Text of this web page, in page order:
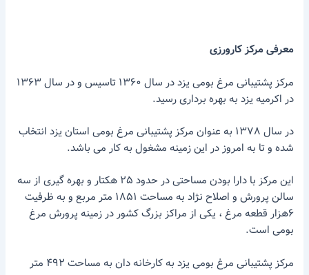
معرفی مرکز کارورزی
مرکز پشتیبانی مرغ بومی یزد در سال ۱۳۶۰ تاسیس و در سال ۱۳۶۳
در اکرمیه یزد به بهره برداری رسید.
در سال ۱۳۷۸ به عنوان مرکز پشتیبانی مرغ بومی استان یزد انتخاب
شده و تا به امروز در این زمینه مشغول به کار می باشد.
این مرکز با دارا بودن مساحتی در حدود ۲۵ هکتار و بهره گیری از سه
سالن پرورش و اصلاح نژاد به مساحت ۱۸۵۱ متر مربع و به ظرفیت
۶هزار قطعه مرغ ، یکی از مراکز بزرگ کشور در زمینه پرورش مرغ
بومی است.
مرکز پشتیبانی مرغ بومی یزد به کارخانه دان به مساحت ۴۹۲ متر